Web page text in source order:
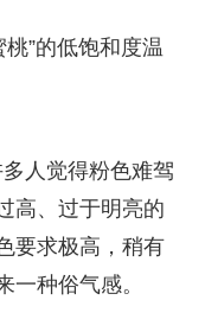
桃”的低饱和度温
人觉得粉色难驾
高、过于明亮的
要求极高，稍有
一种俗气感。